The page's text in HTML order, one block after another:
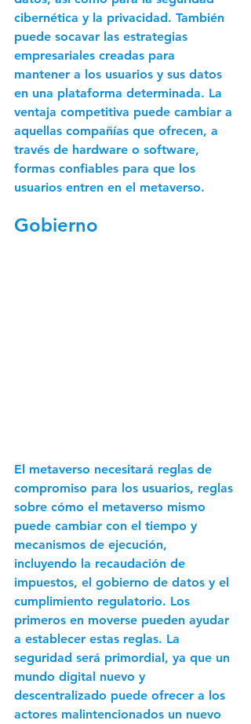
cibernética y la privacidad. También
puede socavar las estrategias
empresariales creadas para
mantener a los usuarios y sus datos
en una plataforma determinada. La
ventaja competitiva puede cambiar a
aquellas compañías que ofrecen, a
través de hardware o software,
formas confiables para que los
usuarios entren en el metaverso.
Gobierno
El metaverso necesitará reglas de
compromiso para los usuarios, reglas
sobre cómo el metaverso mismo
puede cambiar con el tiempo y
mecanismos de ejecución,
incluyendo la recaudación de
impuestos, el gobierno de datos y el
cumplimiento regulatorio. Los
primeros en moverse pueden ayudar
a establecer estas reglas. La
seguridad será primordial, ya que un
mundo digital nuevo y
descentralizado puede ofrecer a los
actores malintencionados un nuevo